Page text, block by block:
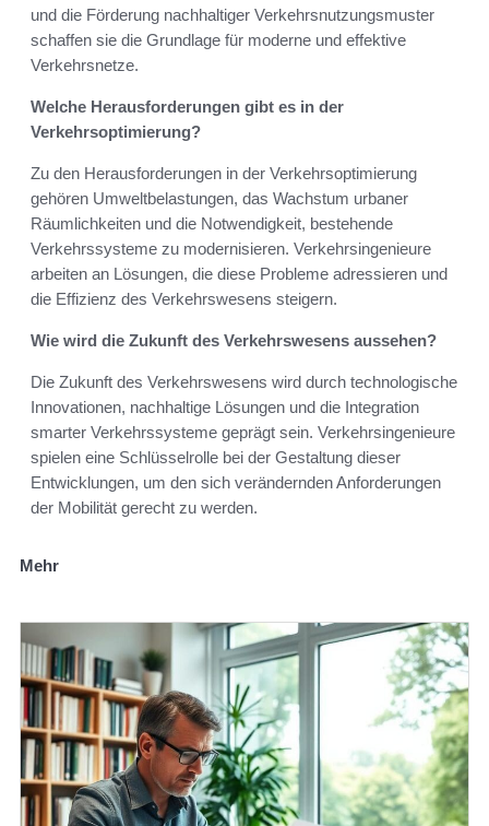
und die Förderung nachhaltiger Verkehrsnutzungsmuster
schaffen sie die Grundlage für moderne und effektive
Verkehrsnetze.
Welche Herausforderungen gibt es in der
Verkehrsoptimierung?
Zu den Herausforderungen in der Verkehrsoptimierung
gehören Umweltbelastungen, das Wachstum urbaner
Räumlichkeiten und die Notwendigkeit, bestehende
Verkehrssysteme zu modernisieren. Verkehrsingenieure
arbeiten an Lösungen, die diese Probleme adressieren und
die Effizienz des Verkehrswesens steigern.
Wie wird die Zukunft des Verkehrswesens aussehen?
Die Zukunft des Verkehrswesens wird durch technologische
Innovationen, nachhaltige Lösungen und die Integration
smarter Verkehrssysteme geprägt sein. Verkehrsingenieure
spielen eine Schlüsselrolle bei der Gestaltung dieser
Entwicklungen, um den sich verändernden Anforderungen
der Mobilität gerecht zu werden.
Mehr